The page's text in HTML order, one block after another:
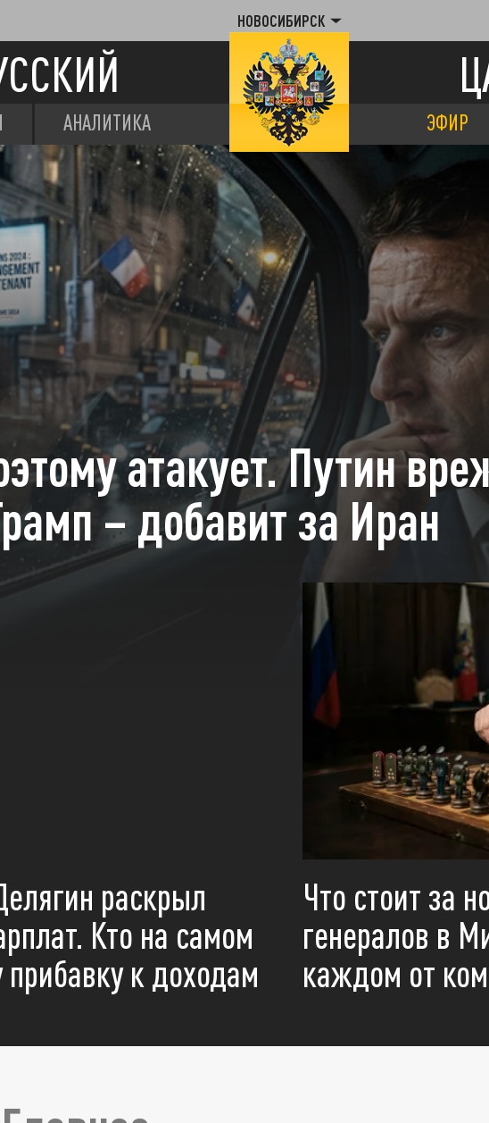
НОВОСИБИРСК
АНАЛИТИКА ЭФИР
атакует. Путин
– добавит за Иран
раскрыл
Кто на самом
к доходам
Что стоит за
генералов в
каждом от
Daily Mail высмеяли